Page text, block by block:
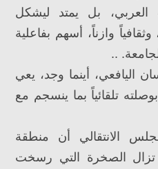
العربي، بل يمتد ليشكل
وازناً، أسهم بفاعلية
..
اليافعي، أينما وجد، يعي
تلقائياً بما ينسجم مع
الانتقالي أن منطقة
تزال الصخرة التي رسخت